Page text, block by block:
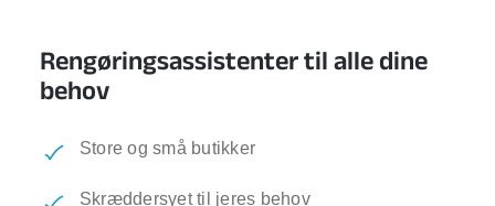
Rengøringsassistenter til alle dine
behov
Store og små butikker
Skræddersyet til jeres behov